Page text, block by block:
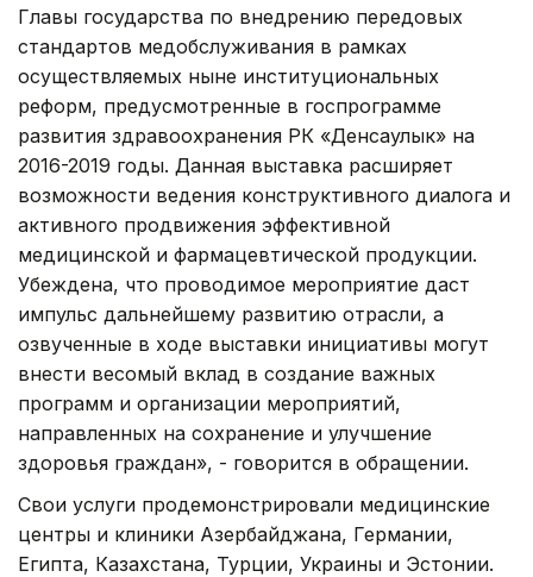
Главы государства по внедрению передовых
стандартов медобслуживания в рамках
осуществляемых ныне институциональных
реформ, предусмотренные в госпрограмме
развития здравоохранения РК «Денсаулык» на
2016-2019 годы. Данная выставка расширяет
возможности ведения конструктивного диалога и
активного продвижения эффективной
медицинской и фармацевтической продукции.
Убеждена, что проводимое мероприятие даст
импульс дальнейшему развитию отрасли, а
озвученные в ходе выставки инициативы могут
внести весомый вклад в создание важных
программ и организации мероприятий,
направленных на сохранение и улучшение
здоровья граждан», - говорится в обращении.
Свои услуги продемонстрировали медицинские
центры и клиники Азербайджана, Германии,
Египта, Казахстана, Турции, Украины и Эстонии.